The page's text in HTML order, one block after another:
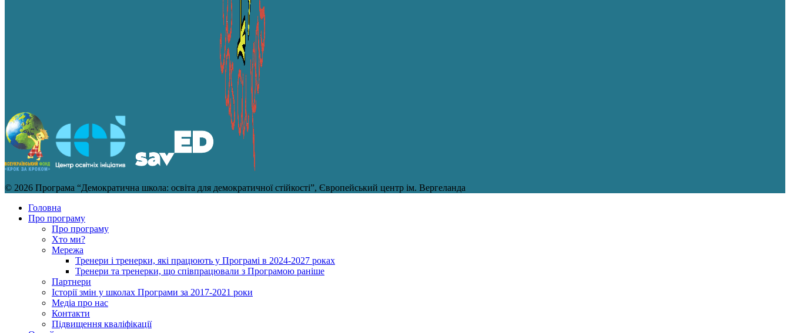
© 2026 Програма “Демократична школа: освіта для демократичної стійкості”, Європейський центр ім. Вергеланда
Головна
Про програму
Про програму
Хто ми?
Мережа
Тренери і тренерки, які працюють у Програмі в 2024-2027 роках
Тренери та тренерки, що співпрацювали з Програмою раніше
Партнери
Історії змін у школах Програми за 2017-2021 роки
Медіа про нас
Контакти
Підвищення кваліфікації